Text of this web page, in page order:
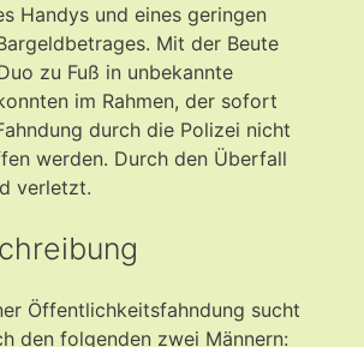
Handys und eines geringen
Mit der Beute
zu Fuß in unbekannte
im Rahmen, der sofort
durch die Polizei nicht
werden. Durch den Überfall
verletzt.
Öffentlichkeitsfahndung sucht
den folgenden zwei Männern: